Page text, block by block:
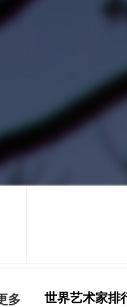
多 世界艺术家排